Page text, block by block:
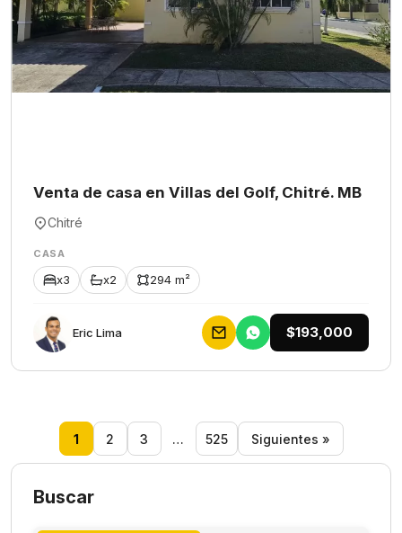
Venta de casa en Villas del Golf, Chitré. MB
Chitré
CASA
x3 x2 294 m²
Eric Lima $193,000
1 2 3 … 525 Siguientes »
Buscar